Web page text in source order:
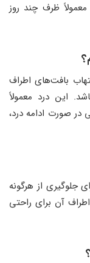
ظرف چند روز
بافت‌های اطراف
این درد معمولاً
صورت ادامه درد،
از هرگونه
آن برای راحتی